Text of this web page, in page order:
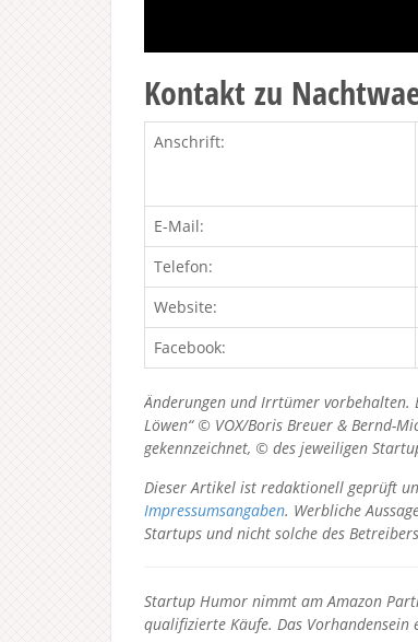
Kontakt zu
Anschrift:
E-Mail:
Telefon:
Website:
Facebook:
Änderungen und Irrtümer vorbehalten.
Löwen“ © VOX/Boris Breuer & Bernd-
gekennzeichnet, © des jeweiligen
Dieser Artikel ist redaktionell geprüft
Impressumsangaben. Werbliche
Startups und nicht solche des
Startup Humor nimmt am Amazon
qualifizierte Käufe. Das